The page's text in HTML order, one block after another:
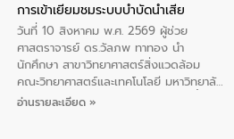
ความรู้แก่นักเรียนชั้นมัธยมปีที่ 1 โรงเรียน
วัดสว่างอารมณ์ ในเขตเทศบาลตำบลราไวย์
เพื่อส่งเสริมความรู้ด้านการจัดการน้ำเสีย
การบำบัดน้ำเสียเบื้องต้นในครัวเรือน และ
สร้างจิตสำนึกในการอนุรักษ์สิ่งแวดล้อม ใน
การนี้ นายเทมส์ ไกรทัศน์ นายกเทศมนตรี
การเข้าเยี่ยมชมระบบบำบัดน้ำเสีย
วันที่ 10 สิงหาคม พ.ศ. 2569 ผู้ช่วย
ศาสตราจารย์ ดร.วัลภพ ทาทอง นำ
นักศึกษา สาขาวิทยาศาสตร์สิ่งแวดล้อม
คณะวิทยาศาสตร์และเทคโนโลยี มหาวิทยาลัย
ราชภัฏเลย เข้าศึกษาดูงานระบบบำบัดน้ำเสีย
อ่านรายละเอียด »